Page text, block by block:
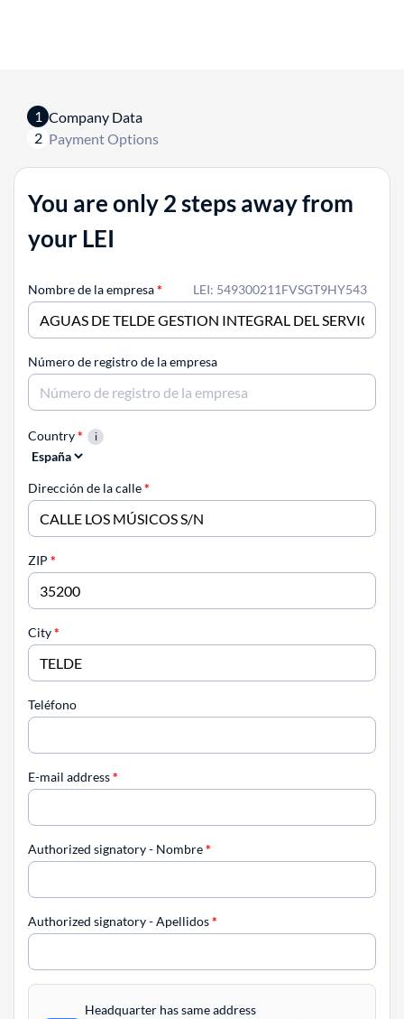
1 Company Data
2 Payment Options
You are only 2 steps away from
your LEI
LEI: 549300211FVSGT9HY543
Nombre de la empresa*
Número de registro de la empresa
Country*
Dirección de la calle*
ZIP *
City*
Teléfono
E-mail address*
Authorized signatory - Nombre*
Authorized signatory - Apellidos*
Headquarter has same address